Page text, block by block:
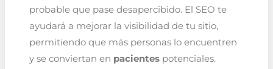
probable que pase desapercibido. El SEO te
ayudará a mejorar la visibilidad de tu sitio,
permitiendo que más personas lo encuentren
y se conviertan en pacientespotenciales.